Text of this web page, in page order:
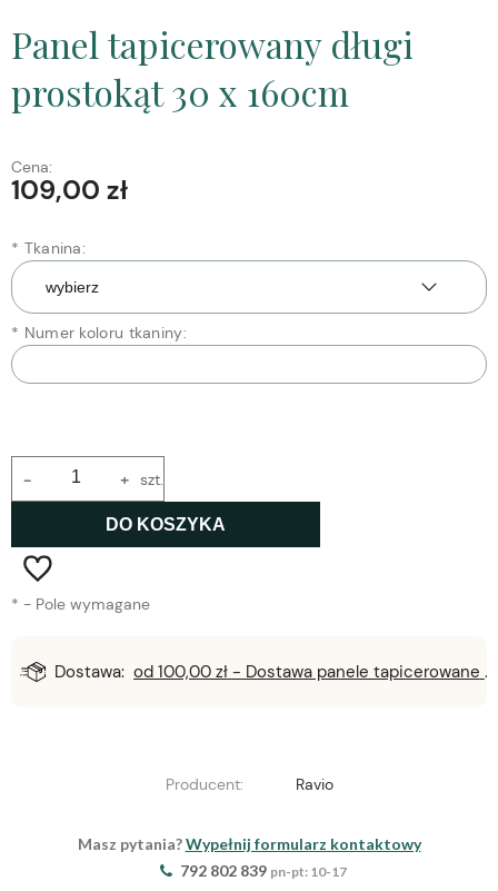
Panel tapicerowany długi
prostokąt 30 x 160cm
Cena:
109,00 zł
* Tkanina:
* Numer koloru tkaniny:
+
- szt.
DO KOSZYKA
* - Pole wymagane
Dostawa: od 100,00 zł - Dostawa panele tapicerowane
Producent: Ravio
Masz pytania?Wypełnij formularz kontaktowy
792 802 839 pn-pt: 10-17